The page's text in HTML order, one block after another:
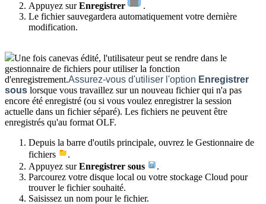
Appuyez surEnregistrer
.
Le fichier sauvegardera automatiquement votre dernière
modification.
Une fois canevas édité, l'utilisateur peut se rendre dans le
gestionnaire de fichiers pour utiliser la fonction
d'enregistrement.Assurez-vous d'utiliser l'option Enregistrer
sous lorsque vous travaillez sur un nouveau fichier qui n'a pas
encore été enregistré (ou si vous voulez enregistrer la session
actuelle dans un fichier séparé). Les fichiers ne peuvent être
enregistrés qu'au format OLF.
Depuis la barre d'outils principale, ouvrez le Gestionnaire de
fichiers
.
Appuyez surEnregistrer sous
.
Parcourez votre disque local ou votre stockage Cloud pour
trouver le fichier souhaité.
Saisissez un nom pour le fichier.